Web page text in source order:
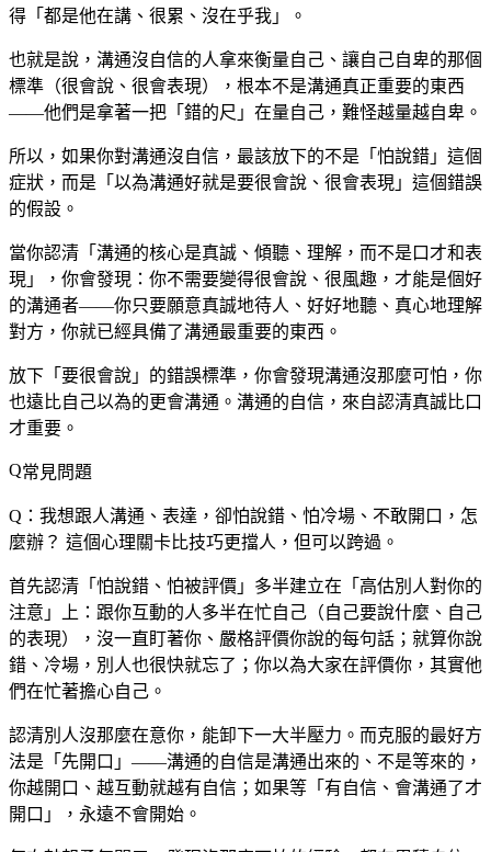
得「都是他在講、很累、沒在乎我」。
也就是說，溝通沒自信的人拿來衡量自己、讓自己自卑的那個
標準（很會說、很會表現），根本不是溝通真正重要的東西
——他們是拿著一把「錯的尺」在量自己，難怪越量越自卑。
所以，如果你對溝通沒自信，最該放下的不是「怕說錯」這個
症狀，而是「以為溝通好就是要很會說、很會表現」這個錯誤
的假設。
當你認清「溝通的核心是真誠、傾聽、理解，而不是口才和表
現」，你會發現：你不需要變得很會說、很風趣，才能是個好
的溝通者——你只要願意真誠地待人、好好地聽、真心地理解
對方，你就已經具備了溝通最重要的東西。
放下「要很會說」的錯誤標準，你會發現溝通沒那麼可怕，你
也遠比自己以為的更會溝通。溝通的自信，來自認清真誠比口
才重要。
常見問題
Q：我想跟人溝通、表達，卻怕說錯、怕冷場、不敢開口，怎
麼辦？ 這個心理關卡比技巧更擋人，但可以跨過。
首先認清「怕說錯、怕被評價」多半建立在「高估別人對你的
注意」上：跟你互動的人多半在忙自己（自己要說什麼、自己
的表現），沒一直盯著你、嚴格評價你說的每句話；就算你說
錯、冷場，別人也很快就忘了；你以為大家在評價你，其實他
們在忙著擔心自己。
認清別人沒那麼在意你，能卸下一大半壓力。而克服的最好方
法是「先開口」——溝通的自信是溝通出來的、不是等來的，
你越開口、越互動就越有自信；如果等「有自信、會溝通了才
開口」，永遠不會開始。